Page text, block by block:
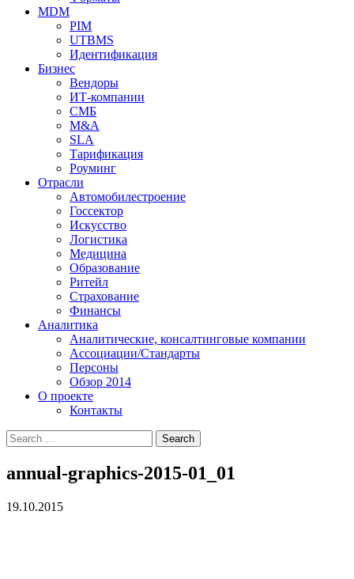
MDM
PIM
UTBMS
Идентификация
Бизнес
Вендоры
ИТ-компании
СМБ
M&A
SLA
Тарификация
Роуминг
Отрасли
Автомобилестроение
Госсектор
Искусство
Логистика
Медицина
Образование
Ритейл
Страхование
Финансы
Аналитика
Аналитические, консалтинговые компании
Ассоциации/Стандарты
Персоны
Обзор 2014
О проекте
Контакты
annual-graphics-2015-01_01
19.10.2015